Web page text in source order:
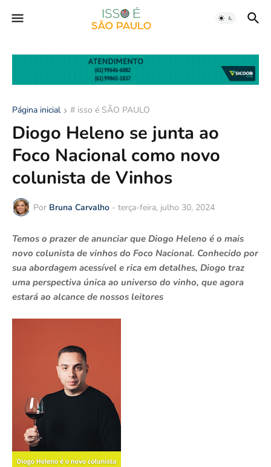
Página inicial # isso é SÃO PAULO
Diogo Heleno se junta ao
Foco Nacional como novo
colunista de Vinhos
Por Bruna Carvalho - terça-feira, julho 30, 2024
Temos o prazer de anunciar que Diogo Heleno é o mais
novo colunista de vinhos do Foco Nacional. Conhecido por
sua abordagem acessível e rica em detalhes, Diogo traz
uma perspectiva única ao universo do vinho, que agora
estará ao alcance de nossos leitores